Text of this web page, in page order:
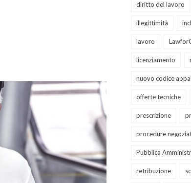
diritto del lavoro
illegittimità
lavoro
licenziamento
nuovo codice
offerte tecniche
prescrizione
procedure
Pubblica
retribuzione